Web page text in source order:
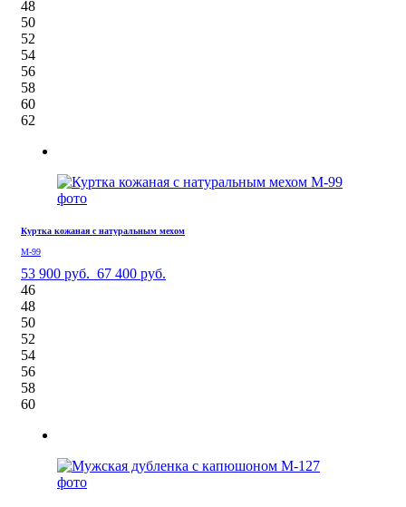
48
50
52
54
56
58
60
62
Куртка кожаная с натуральным мехом
М-99
53 900 руб. 67 400 руб.
46
48
50
52
54
56
58
60